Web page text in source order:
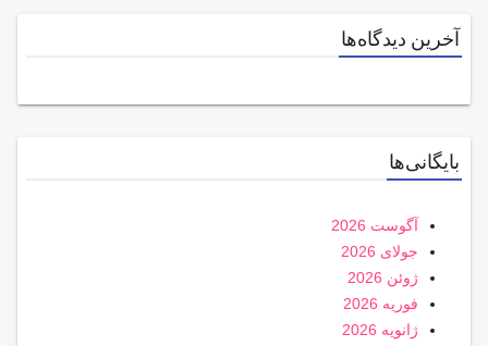
آخرین دیدگاه‌ها
بایگانی‌ها
آگوست 2026
جولای 2026
ژوئن 2026
فوریه 2026
ژانویه 2026